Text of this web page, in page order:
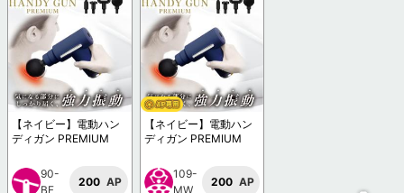
【ネイビー】電動ハン
ディガン PREMIUM
90-
BF
200 AP
【ネイビー】電動ハン
ディガン PREMIUM
109-
MW
200 AP